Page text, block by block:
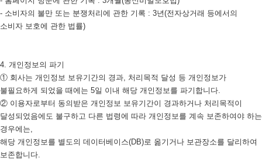
- 소비자의 불만 또는 분쟁처리에 관한 기록 : 3년(전자상거래 등에서의
소비자 보호에 관한 법률)
4. 개인정보의 파기
① 회사는 개인정보 보유기간의 경과, 처리목적 달성 등 개인정보가
불필요하게 되었을 때에는 5일 이내 해당 개인정보를 파기합니다.
② 이용자로부터 동의받은 개인정보 보유기간이 경과하거나 처리목적이
달성되었음에도 불구하고 다른 법령에 따라 개인정보를 계속 보존하여야 하는
경우에는,
해당 개인정보를 별도의 데이터베이스(DB)로 옮기거나 보관장소를 달리하여
보존합니다.